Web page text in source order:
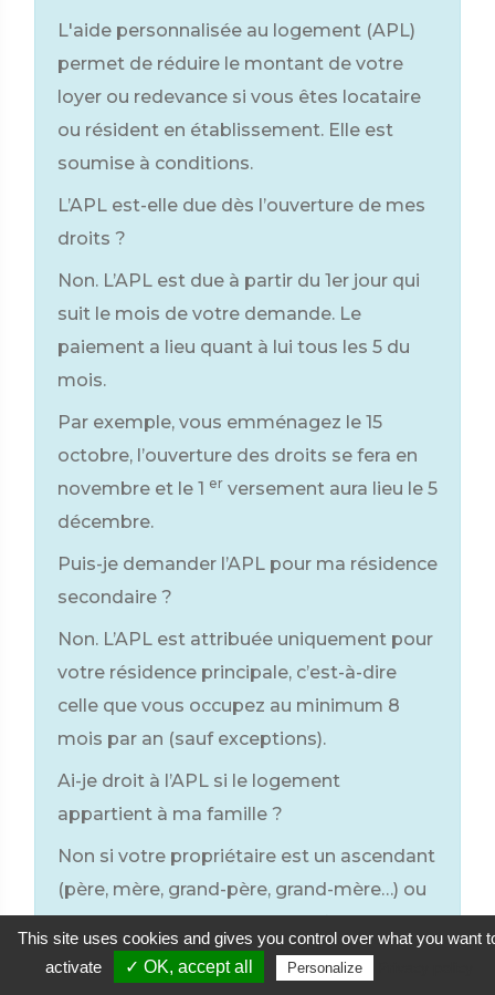
L'aide personnalisée au logement (APL)
permet de réduire le montant de votre
loyer ou redevance si vous êtes locataire
ou résident en établissement. Elle est
soumise à conditions.
L’APL est-elle due dès l’ouverture de mes
droits ?
Non. L’APL est due à partir du 1er jour qui
suit le mois de votre demande. Le
paiement a lieu quant à lui tous les 5 du
mois.
Par exemple, vous emménagez le 15
octobre, l’ouverture des droits se fera en
novembre et le 1 er versement aura lieu le 5
décembre.
Puis-je demander l’APL pour ma résidence
secondaire ?
Non. L’APL est attribuée uniquement pour
votre résidence principale, c’est-à-dire
celle que vous occupez au minimum 8
mois par an (sauf exceptions).
Ai-je droit à l’APL si le logement
appartient à ma famille ?
Non si votre propriétaire est un ascendant
(père, mère, grand-père, grand-mère…) ou
un descendant (enfant, petit-fils, petite-
fille…) de vous-même ou de votre conjoint
ou de votre partenaire de Pacs.
This site uses cookies and gives you control over what you want
activate
✓ OK, accept all Personalize